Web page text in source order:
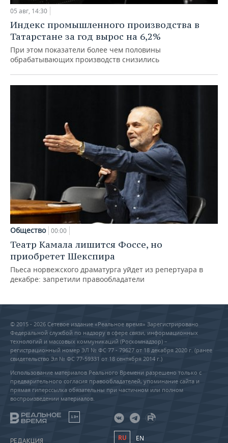
05 авг, 14:30
Индекс промышленного производства в
Татарстане за год вырос на 6,2%
При этом показатели более чем половины
обрабатывающих производств снизились
Общество 00:00
Театр Камала лишится Фоссе, но
приобретет Шекспира
Пьеса норвежского драматурга уйдет из репертуара в
декабре: запретили правообладатели
© 2015 - 2026 Сетевое издание «Реальное время» Зарегистрировано
Федеральной службой по надзору в сфере связи, информационных
технологий и массовых коммуникаций (Роскомнадзор) –
регистрационный номер ЭЛ № ФС 77 - 79627 от 18 декабря 2020 г. (ранее
свидетельство Эл № ФС 77-59331 от 18 сентября 2014 г.)
Использование материалов Реального Времени разрешено только с
предварительного согласия правообладателей, упоминание сайта и
прямая гиперссылка обязательны при частичном или полном
воспроизведении материалов.
18+
РЕДАКЦИЯ RU EN